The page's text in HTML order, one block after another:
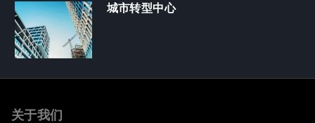
城市转型中心
关于我们